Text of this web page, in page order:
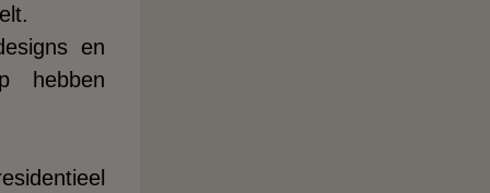
en
hebben